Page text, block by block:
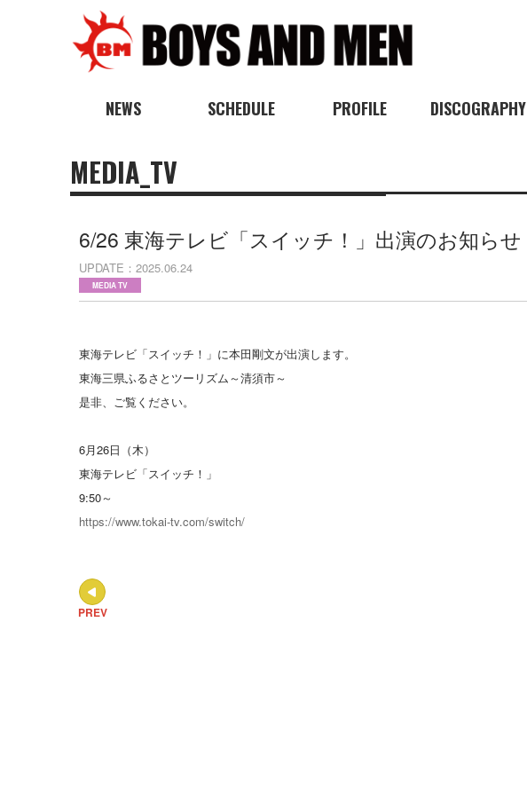
NEWS SCHEDULE PROFILE DISCOGRAPHY
MEDIA_TV
6/26 東海テレビ「スイッチ！」出演のお知らせ
UPDATE 2025.06.24
MEDIA TV
東海テレビ「スイッチ！」に本田剛文が出演します。
東海三県ふるさとツーリズム～清須市～
是非、ご覧ください。
6月26日（木）
東海テレビ「スイッチ！」
9:50～
https://www.tokai-tv.com/switch/
PREV